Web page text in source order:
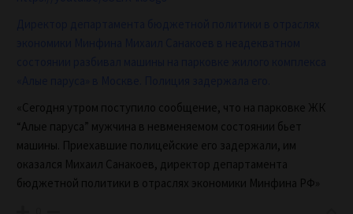
«Сегодня утром поступило сообщение, что на парковке ЖК
“Алые паруса” мужчина в невменяемом состоянии бьет
машины. Приехавшие полицейские его задержали, им
оказался Михаил Санакоев, директор департамента
бюджетной политики в отраслях экономики Минфина РФ»